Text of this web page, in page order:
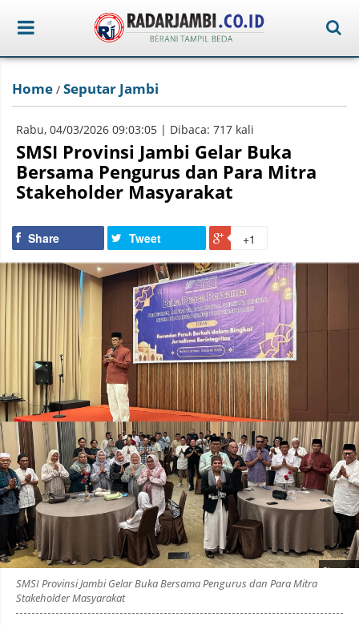
Home / Seputar Jambi
Rabu, 04/03/2026 09:03:05 | Dibaca: 717 kali
SMSI Provinsi Jambi Gelar Buka
Bersama Pengurus dan Para Mitra
Stakeholder Masyarakat
Share Tweet +1
Photo by
SMSI Provinsi Jambi Gelar Buka Bersama Pengurus dan Para Mitra
Stakeholder Masyarakat